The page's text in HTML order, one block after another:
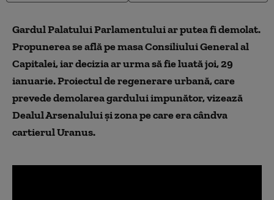
Gardul Palatului Parlamentului ar putea fi demolat.
Propunerea se află pe masa Consiliului General al
Capitalei, iar decizia ar urma să fie luată joi, 29
ianuarie. Proiectul de regenerare urbană, care
prevede demolarea gardului impunător, vizează
Dealul Arsenalului și zona pe care era cândva
cartierul Uranus.